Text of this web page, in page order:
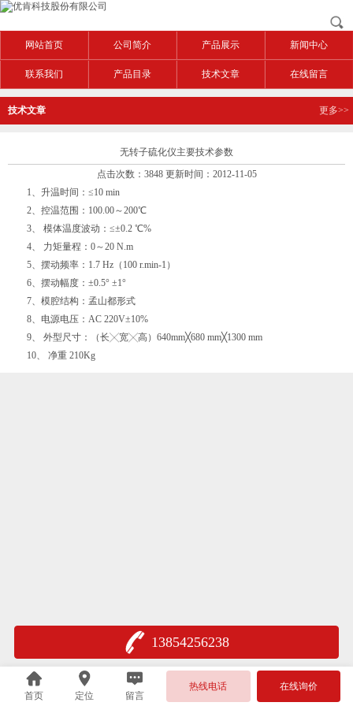
网站首页 公司简介 产品展示 新闻中心
联系我们 产品目录 技术文章 在线留言
技术文章 更多>>
无转子硫化仪主要技术参数
点击次数：3848 更新时间：2012-11-05
1、升温时间：≤10 min
2、控温范围：100.00～200℃
3、 模体温度波动：≤±0.2 ℃%
4、 力矩量程：0～20 N.m
5、摆动频率：1.7 Hz（100 r.min‐1）
6、摆动幅度：±0.5° ±1°
7、模腔结构：孟山都形式
8、电源电压：AC 220V±10%
9、 外型尺寸：（长╳宽╳高）640mm╳680 mm╳1300 mm
10、 净重 210Kg
13854256238
首页 定位 留言
热线电话 在线询价